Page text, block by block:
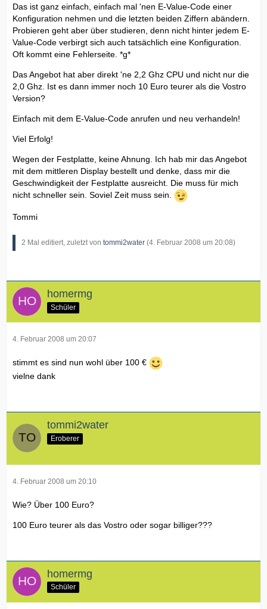
Das ist ganz einfach, einfach mal 'nen E-Value-Code einer
Konfiguration nehmen und die letzten beiden Ziffern abändern.
Probieren geht aber über studieren, denn nicht hinter jedem E-
Value-Code verbirgt sich auch tatsächlich eine Konfiguration.
Oft kommt eine Fehlerseite. *g*
Das Angebot hat aber direkt 'ne 2,2 Ghz CPU und nicht nur die
2,0 Ghz. Ist es dann immer noch 10 Euro teurer als die Vostro
Version?
Einfach mit dem E-Value-Code anrufen und neu verhandeln!
Viel Erfolg!
Wegen der Festplatte, keine Ahnung. Ich hab mir das Angebot
mit dem mittleren Display bestellt und denke, dass mir die
Geschwindigkeit der Festplatte ausreicht. Die muss für mich
nicht schneller sein. Soviel Zeit muss sein.
Tommi
2 Mal editiert, zuletzt von tommi2water (4. Februar 2008 um 20:08)
homermg
Schüler
4. Februar 2008 um 20:07
stimmt es sind nun wohl über 100 €
vielne dank
tommi2water
Eroberer
4. Februar 2008 um 20:10
Wie? Über 100 Euro?
100 Euro teurer als das Vostro oder sogar billiger???
homermg
Schüler